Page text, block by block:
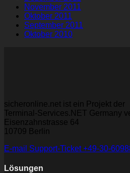
November 2011
Oktober 2011
September 2011
Oktober 2010
sicheronline.net ist ein Projekt der
Terminal-Services.NET Germany
Eisenzahnstrasse 64
10709 Berlin
E-mail Support-Ticket +49-30-
Lösungen